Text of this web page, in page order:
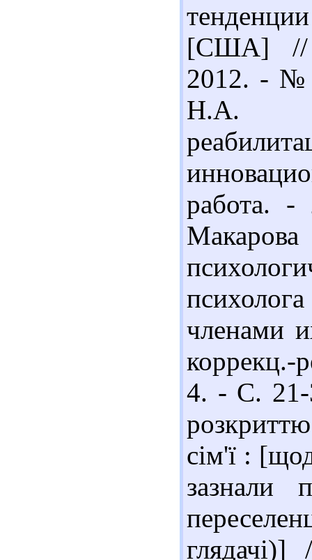
[США] //
2012. - №
Н.А.
работа.
членами
коррекц.-
4. - С. 21-
сім'ї :
зазнали